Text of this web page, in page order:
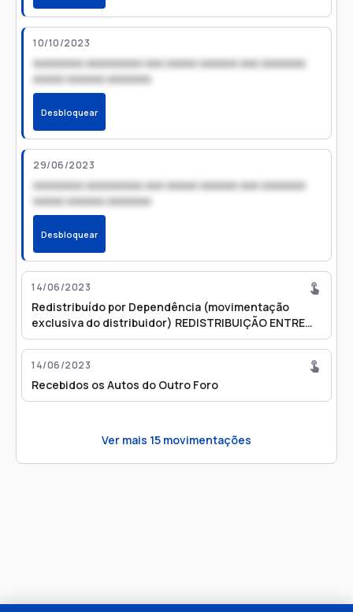
10/10/2023
xxxxxxxx xxxxxxxxx xxx xxxxx xxxxxx xxx xxxxxxx
xxxxx xxxxxx xxxxxxx
Desbloquear
29/06/2023
xxxxxxxx xxxxxxxxx xxx xxxxx xxxxxx xxx xxxxxxx
xxxxx xxxxxx xxxxxxx
Desbloquear
14/06/2023
Redistribuído por Dependência (movimentação
exclusiva do distribuidor) REDISTRIBUIÇÃO ENTRE
FOROS (Redistribuição por estar apenso/entranhado
ao processo 0006379-60.2019.8.26.0496)
14/06/2023
Recebidos os Autos do Outro Foro
Ver mais 15 movimentações